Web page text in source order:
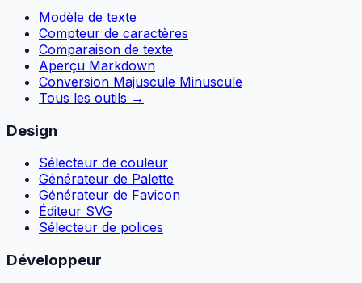
Modèle de texte
Compteur de caractères
Comparaison de texte
Aperçu Markdown
Conversion Majuscule Minuscule
Tous les outils →
Design
Sélecteur de couleur
Générateur de Palette
Générateur de Favicon
Éditeur SVG
Sélecteur de polices
Développeur